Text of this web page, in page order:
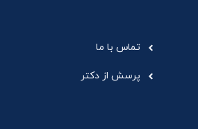
تماس با ما
پرسش از دکتر